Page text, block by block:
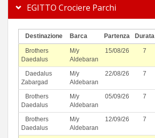
EGITTO Crociere Parchi
Destinazione Barca Partenza Durata
Brothers
Daedalus
M/y
Aldebaran
15/08/26 7
Daedalus
Zabargad
M/y
Aldebaran
22/08/26 7
Brothers
Daedalus
M/y
Aldebaran
05/09/26 7
Brothers
Daedalus
M/y
Aldebaran
12/09/26 7